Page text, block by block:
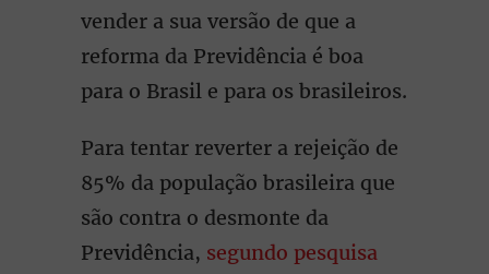
vender a sua versão de que a
reforma da Previdência é boa
para o Brasil e para os brasileiros.
Para tentar reverter a rejeição de
85% da população brasileira que
são contra o desmonte da
Previdência, segundo pesquisa